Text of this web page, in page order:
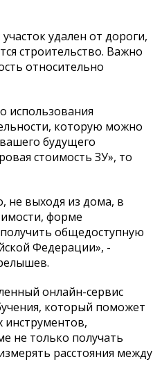
удален от дороги,
строительство. Важно
относительно
использования
которую можно
будущего
стоимость ЗУ», то
не выходя из дома, в
форме
общедоступную
Федерации», -
онлайн-сервис
который поможет
не только получать
расстояния между